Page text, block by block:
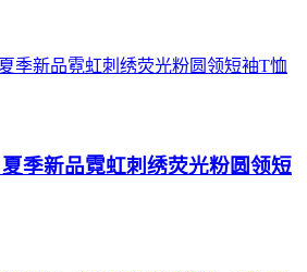
季新品霓虹刺绣荧光粉圆领短